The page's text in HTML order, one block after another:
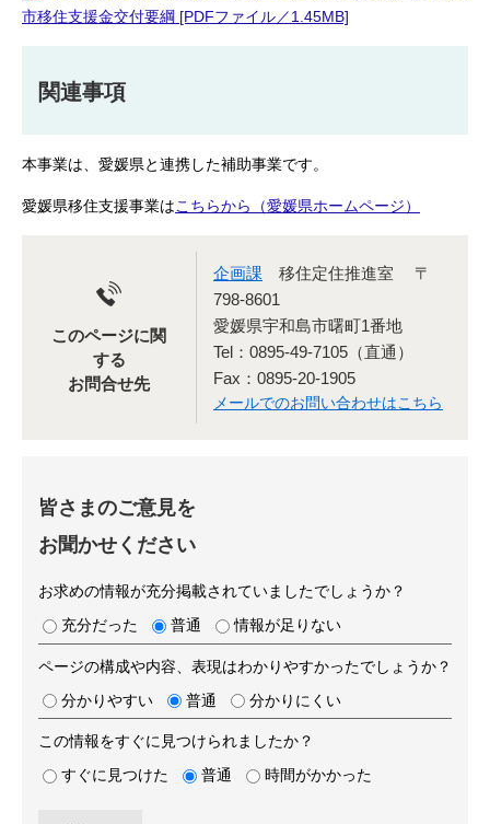
市移住支援金交付要綱 [PDFファイル／1.45MB]
関連事項
本事業は、愛媛県と連携した補助事業です。
愛媛県移住支援事業はこちらから（愛媛県ホームページ）
このページに関
する
お問合せ先
企画課 移住定住推進室
〒
798-8601
愛媛県宇和島市曙町1番地
Tel：0895-49-7105（直通）
Fax：0895-20-1905
メールでのお問い合わせはこちら
皆さまのご意見を
お聞かせください
お求めの情報が充分掲載されていましたでしょうか？
充分だった
普通 情報が足りない
ページの構成や内容、表現はわかりやすかったでしょうか？
分かりやすい
普通 分かりにくい
この情報をすぐに見つけられましたか？
すぐに見つけた
普通 時間がかかった